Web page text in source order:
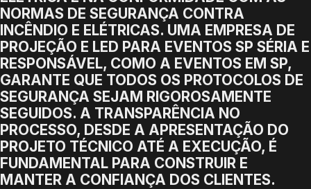
NORMAS DE SEGURANÇA CONTRA
INCÊNDIO E ELÉTRICAS. UMA EMPRESA DE
PROJEÇÃO E LED PARA EVENTOS SP SÉRIA E
RESPONSÁVEL, COMO A EVENTOS EM SP,
GARANTE QUE TODOS OS PROTOCOLOS DE
SEGURANÇA SEJAM RIGOROSAMENTE
SEGUIDOS. A TRANSPARÊNCIA NO
PROCESSO, DESDE A APRESENTAÇÃO DO
PROJETO TÉCNICO ATÉ A EXECUÇÃO, É
FUNDAMENTAL PARA CONSTRUIR E
MANTER A CONFIANÇA DOS CLIENTES.